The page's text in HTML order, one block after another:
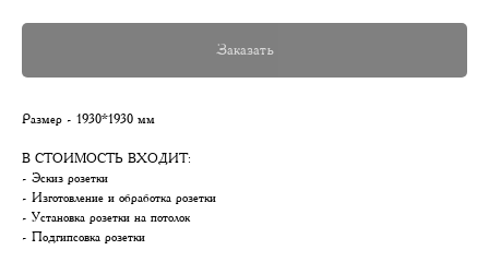
Заказать
Размер - 1930*1930 мм
В СТОИМОСТЬ ВХОДИТ:
- Эскиз розетки
- Изготовление и обработка розетки
- Установка розетки на потолок
- Подгипсовка розетки